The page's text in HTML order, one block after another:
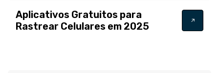
Aplicativos Gratuitos para
Rastrear Celulares em 2025